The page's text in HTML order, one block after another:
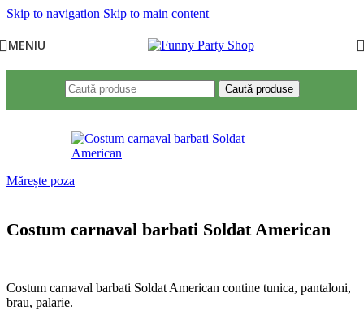
Skip to navigation Skip to main content
MENIU
Caută produse
Mărește poza
Costum carnaval barbati Soldat American
Costum carnaval barbati Soldat American contine tunica, pantaloni,
brau, palarie.